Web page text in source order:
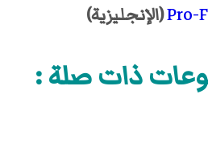
Pro-(الإنجليزية)
ذات صلة :